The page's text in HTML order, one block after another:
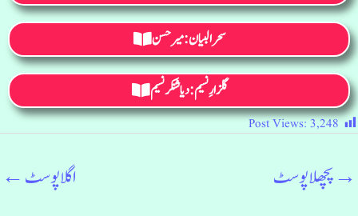
سحر البیان : میر حسن
گلزارِ نسیم : دیا شنکر نسیم
Post Views: 3,248
→پچھلا پوسٹ اگلا پوسٹ←